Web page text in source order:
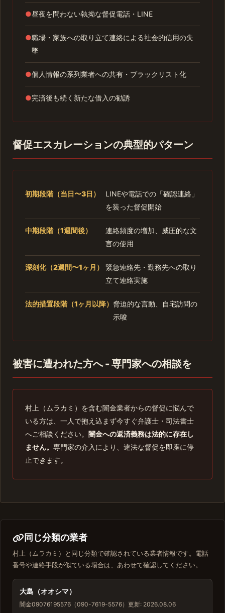
●昼夜を問わない執拗な督促電話・LINE
●職場・家族への取り立て連絡による社会的信用の失
墜
●個人情報の系列業者への共有・ブラックリスト化
●完済後も続く新たな借入の勧誘
督促エスカレーションの典型的パターン
初期段階（当日〜3日）
LINEや電話での「確認連絡」
を装った督促開始
中期段階（1週間後）
連絡頻度の増加、威圧的な文
言の使用
深刻化（2週間〜1ヶ月）
緊急連絡先・勤務先への取り
立て連絡実施
法的措置段階（1ヶ月以降） 脅迫的な言動、自宅訪問の
示唆
被害に遭われた方へ - 専門家への相談を
村上（ムラカミ）を含む闇金業者からの督促に悩んで
いる方は、一人で抱え込まず今すぐ弁護士・司法書士
へご相談ください。 闇金への返済義務は法的に存在し
ません。 専門家の介入により、違法な督促を即座に停
止できます。
同じ分類の業者
村上（ムラカミ）と同じ分類で確認されている業者情報です。電話
番号や連絡手段が似ている場合は、あわせて確認してください。
大島（オオシマ）
闇金09076195576（090-7619-5576） 更新: 2026.08.06